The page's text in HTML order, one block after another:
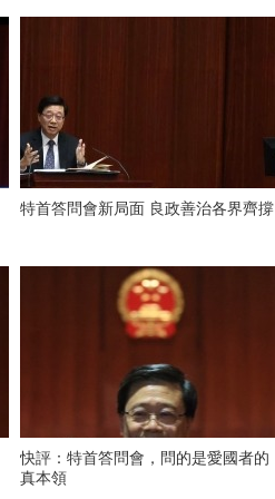
特首答問會新局面 良政善治各界齊撐
快評：特首答問會，問的是愛國者的
真本領